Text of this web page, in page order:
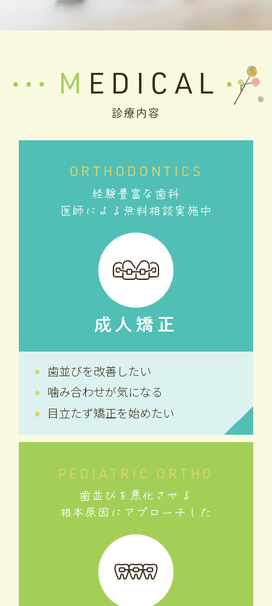
MEDICAL
診療内容
ORTHODONTICS
経験豊富な歯科
医師による無料相談実施中
成人矯正
歯並びを改善したい
噛み合わせが気になる
目立たず矯正を始めたい
PEDIATRIC ORTHO
歯並びを悪化させる
根本原因にアプローチした